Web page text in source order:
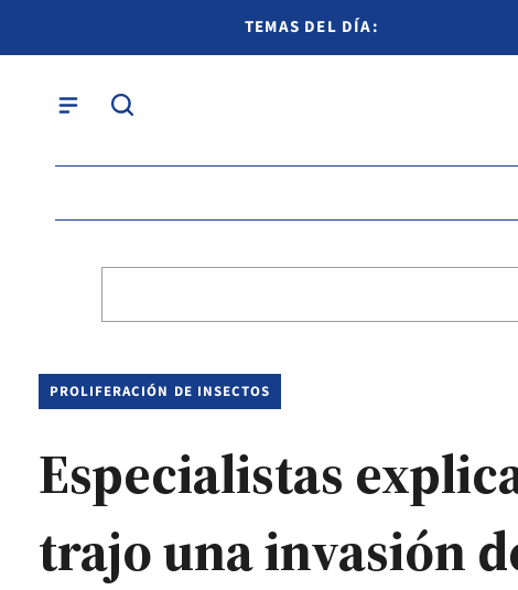
TEMAS DEL DÍA:
PROLIFERACIÓN DE INSECTOS
Especialistas
trajo una invasión